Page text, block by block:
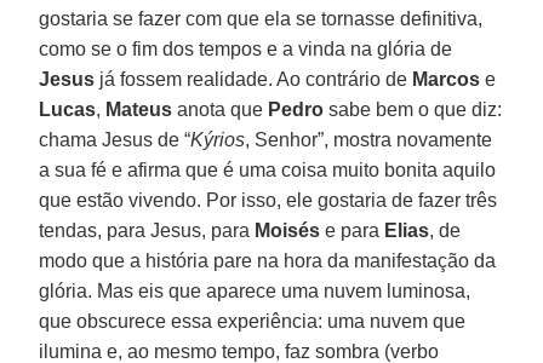
gostaria se fazer com que ela se tornasse definitiva,
como se o fim dos tempos e a vinda na glória de
Jesus já fossem realidade. Ao contrário de Marcos e
Lucas, Mateus anota que Pedro sabe bem o que diz:
chama Jesus de “Kýrios, Senhor”, mostra novamente
a sua fé e afirma que é uma coisa muito bonita aquilo
que estão vivendo. Por isso, ele gostaria de fazer três
tendas, para Jesus, para Moisés e para Elias, de
modo que a história pare na hora da manifestação da
glória. Mas eis que aparece uma nuvem luminosa,
que obscurece essa experiência: uma nuvem que
ilumina e, ao mesmo tempo, faz sombra (verbo